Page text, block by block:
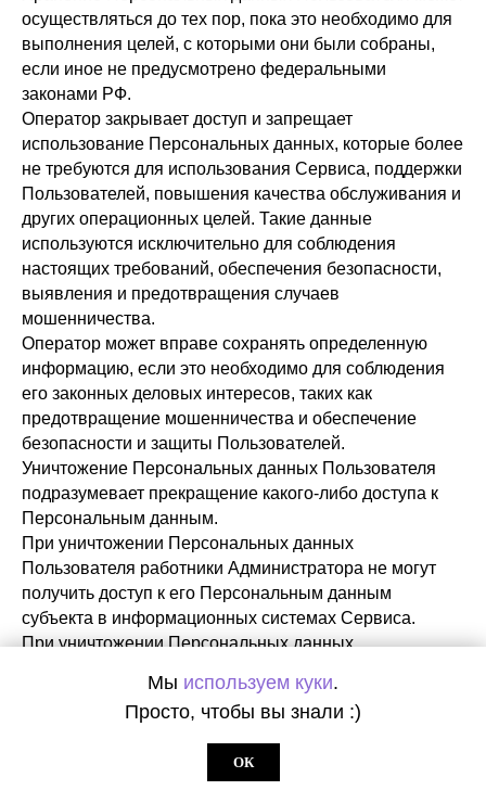
осуществляться до тех пор, пока это необходимо для
выполнения целей, с которыми они были собраны,
если иное не предусмотрено федеральными
законами РФ.
Оператор закрывает доступ и запрещает
использование Персональных данных, которые более
не требуются для использования Сервиса, поддержки
Пользователей, повышения качества обслуживания и
других операционных целей. Такие данные
используются исключительно для соблюдения
настоящих требований, обеспечения безопасности,
выявления и предотвращения случаев
мошенничества.
Оператор может вправе сохранять определенную
информацию, если это необходимо для соблюдения
его законных деловых интересов, таких как
предотвращение мошенничества и обеспечение
безопасности и защиты Пользователей.
Уничтожение Персональных данных Пользователя
подразумевает прекращение какого-либо доступа к
Персональным данным.
При уничтожении Персональных данных
Пользователя работники Администратора не могут
получить доступ к его Персональным данным
субъекта в информационных системах Сервиса.
При уничтожении Персональных данных
обезличиваются. Уничтоженные Персональные
данные восстановлению не подлежат.
Операция уничтожения Персональных данных
Мы используем куки.
Просто, чтобы вы знали :)
ОК